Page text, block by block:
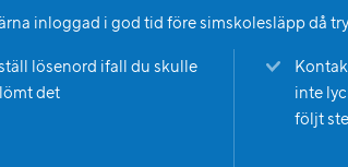
inloggad i god tid före simskolesläpp då
lösenord ifall du skulle
det
inte
följt